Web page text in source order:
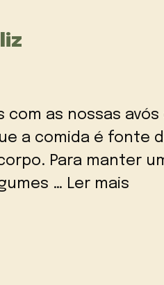
com as nossas avós
a comida é fonte
Para manter
… Ler mais